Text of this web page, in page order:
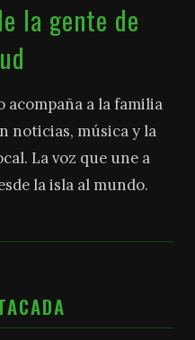
la gente de
acompaña a la familia
noticias, música y la
La voz que une a
la isla al mundo.